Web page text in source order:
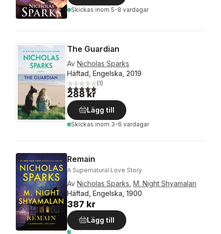
Skickas inom 5-8 vardagar
The Guardian
Av Nicholas Sparks
Häftad, Engelska, 2019
5,0utav 5 stjärnor. Totalt antal röster:
(1)
288 kr
Lägg till
Skickas inom 3-6 vardagar
Remain
A Supernatural Love Story
Av Nicholas Sparks M. Night Shyamalan
Häftad, Engelska, 1900
387 kr
Lägg till